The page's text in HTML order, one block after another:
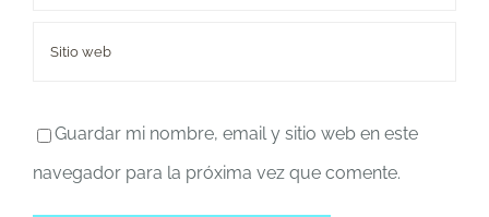
Guardar mi nombre, email y sitio web en este
navegador para la próxima vez que comente.